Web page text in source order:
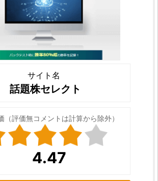
サイト名
話題株セレクト
（評価無コメントは計算から除外）
4.47